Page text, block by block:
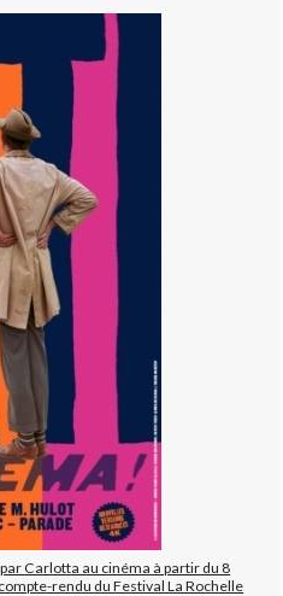
Carlotta au cinéma à partir du 8
rendu du Festival La Rochelle